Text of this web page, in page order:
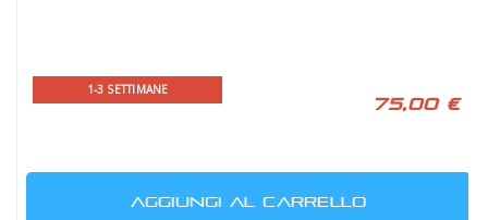
1-3 SETTIMANE
75,00 €
AGGIUNGI AL CARRELLO